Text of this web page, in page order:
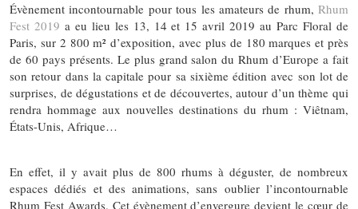
Évènement incontournable pour tous les amateurs de rhum, Rhum
Fest 2019 a eu lieu les 13, 14 et 15 avril 2019 au Parc Floral de
Paris, sur 2 800 m² d’exposition, avec plus de 180 marques et près
de 60 pays présents. Le plus grand salon du Rhum d’Europe a fait
son retour dans la capitale pour sa sixième édition avec son lot de
surprises, de dégustations et de découvertes, autour d’un thème qui
rendra hommage aux nouvelles destinations du rhum : Viêtnam,
États-Unis, Afrique…
En effet, il y avait plus de 800 rhums à déguster, de nombreux
espaces dédiés et des animations, sans oublier l’incontournable
Rhum Fest Awards. Cet évènement d’envergure devient le cœur de